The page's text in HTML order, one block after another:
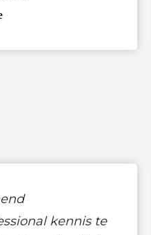
kennis te